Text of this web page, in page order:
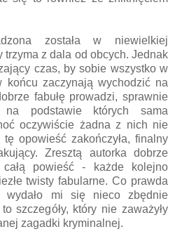
została w niewielkiej
trzyma z dala od obcych. Jednak
czas, by sobie wszystko w
końcu zaczynają wychodzić na
fabułę prowadzi, sprawnie
podstawie których sama
oczywiście żadna z nich nie
opowieść zakończyła, finalny
Zresztą autorka dobrze
powieść - każde kolejno
twisty fabularne. Co prawda
wydało mi się nieco zbędnie
szczegóły, który nie zaważyły
zagadki kryminalnej.